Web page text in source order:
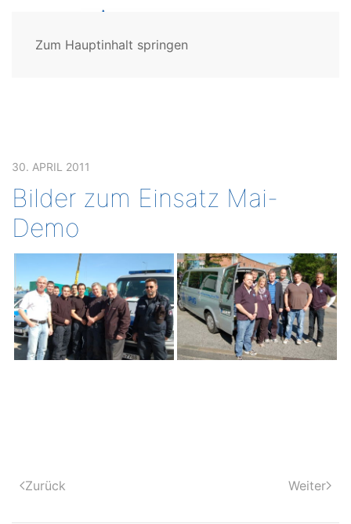
Zum Hauptinhalt springen
30. APRIL 2011
Bilder zum Einsatz Mai-
Demo
Zurück Weiter